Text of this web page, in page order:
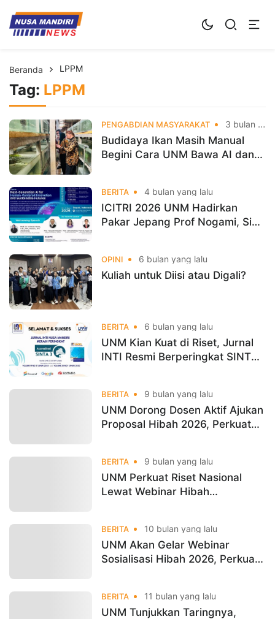
Kampus Digital Bisnis
Universitas Nusa Mandiri
Beranda LPPM
Tag: LPPM
PENGABDIAN MASYARAKAT 3 bulan yang lalu
Budidaya Ikan Masih Manual
Begini Cara UNM Bawa AI dan
BERITA 4 bulan yang lalu
ICITRI 2026 UNM Hadirkan
Pakar Jepang Prof Nogami, Siap
OPINI 6 bulan yang lalu
Kuliah untuk Diisi atau Digali?
BERITA 6 bulan yang lalu
UNM Kian Kuat di Riset, Jurnal
INTI Resmi Berperingkat SINTA
BERITA 9 bulan yang lalu
UNM Dorong Dosen Aktif Ajukan
Proposal Hibah 2026, Perkuat
BERITA 9 bulan yang lalu
UNM Perkuat Riset Nasional
Lewat Webinar Hibah
BERITA 10 bulan yang lalu
UNM Akan Gelar Webinar
Sosialisasi Hibah 2026, Perkuat
BERITA 11 bulan yang lalu
UNM Tunjukkan Taringnya,